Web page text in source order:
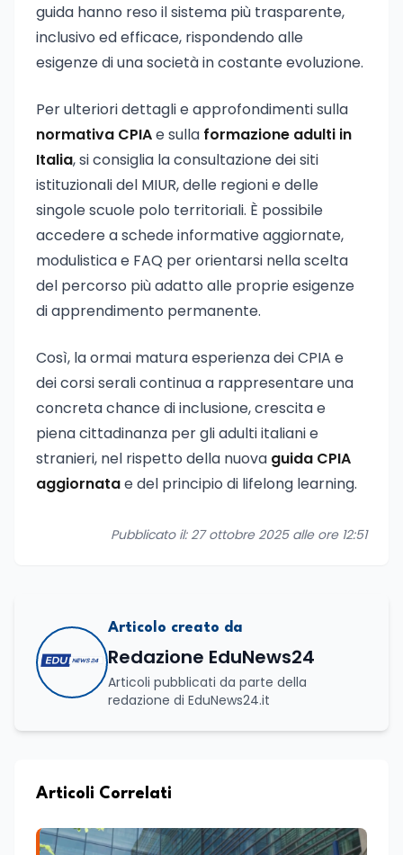
guida hanno reso il sistema più trasparente,
inclusivo ed efficace, rispondendo alle
esigenze di una società in costante evoluzione.
Per ulteriori dettagli e approfondimenti sulla
normativa CPIAe sulla formazione adulti in
Italia, si consiglia la consultazione dei siti
istituzionali del MIUR, delle regioni e delle
singole scuole polo territoriali. È possibile
accedere a schede informative aggiornate,
modulistica e FAQ per orientarsi nella scelta
del percorso più adatto alle proprie esigenze
di apprendimento permanente.
Così, la ormai matura esperienza dei CPIA e
dei corsi serali continua a rappresentare una
concreta chance di inclusione, crescita e
piena cittadinanza per gli adulti italiani e
stranieri, nel rispetto della nuova guida CPIA
aggiornatae del principio di lifelong learning.
Pubblicato il: 27 ottobre 2025 alle ore 12:51
Articolo creato da
Redazione EduNews24
Articoli pubblicati da parte della
redazione di EduNews24.it
Articoli Correlati